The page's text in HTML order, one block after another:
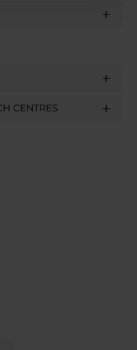
loro o che hanno
CENTRES